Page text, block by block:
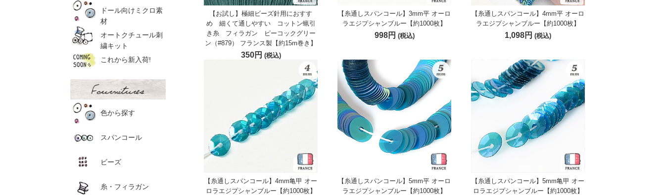
【お試し】極細ビーズ針用におすす
め 細くて通しやすい コットン蝋引
き糸 フィラガン ピーコックグリー
ン（#879） フランス製【約15m巻き】
350円 (税込)
【糸通しスパンコール】3mm平 オーロ
ラエジプシャンブルー【約1000枚】
998円 (税込)
【糸通しスパンコール】4mm平 オーロ
ラエジプシャンブルー【約1000枚】
1,098円 (税込)
【糸通しスパンコール】4mm亀甲 オー
ロラエジプシャンブルー【約1000枚】
【糸通しスパンコール】5mm平 オーロ
ラエジプシャンブルー【約1000枚】
【糸通しスパンコール】5mm亀甲 オー
ロラエジプシャンブルー【約1000枚】
ドール向けミクロ素
材
オートクチュール刺
繍キット
これから新入荷!
色から探す
スパンコール
ビーズ
糸・フィラガン